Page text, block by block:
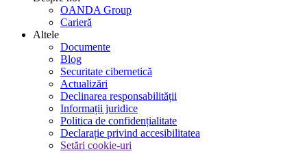
OANDA Group
Carieră
Altele
Documente
Blog
Securitate cibernetică
Actualizări
Declinarea responsabilității
Informații juridice
Politica de confidențialitate
Declarație privind accesibilitatea
Setări cookie-uri